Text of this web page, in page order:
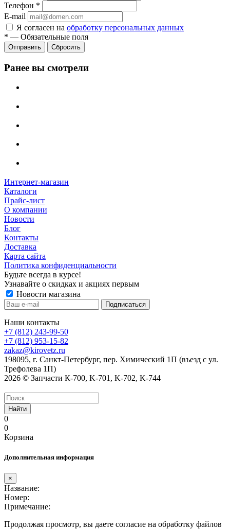
Телефон *
E-mail
Я согласен на обработку персональных данных
* — Обязательные поля
Сбросить
Ранее вы смотрели
Интернет-магазин
Каталоги
Прайс-лист
О компании
Новости
Блог
Контакты
Доставка
Карта сайта
Политика конфиденциальности
Будьте всегда в курсе!
Узнавайте о скидках и акциях первым
Новости магазина
Наши контакты
+7 (812) 243-99-50
+7 (812) 953-15-82
zakaz@kirovetz.ru
198095, г. Санкт-Петербург, пер. Химический 1П (въезд с ул.
Трефолева 1П)
2026 © Запчасти К-700, K-701, K-702, K-744
Найти
0
0
Корзина
Дополнительная информация
×
Название:
Номер:
Примечание:
Продолжая просмотр, вы даете согласие на обработку файлов